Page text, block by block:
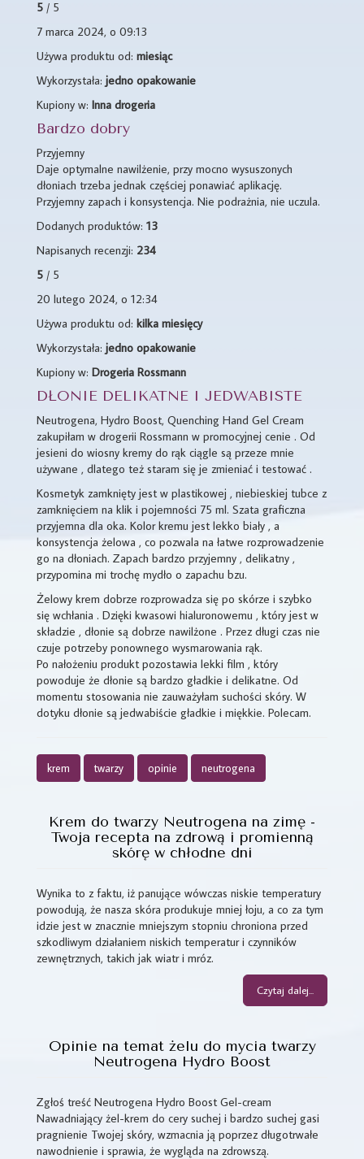
5 / 5
7 marca 2024, o 09:13
Używa produktu od: miesiąc
Wykorzystała: jedno opakowanie
Kupiony w: Inna drogeria
Bardzo dobry
Przyjemny
Daje optymalne nawilżenie, przy mocno wysuszonych
dłoniach trzeba jednak częściej ponawiać aplikację.
Przyjemny zapach i konsystencja. Nie podrażnia, nie uczula.
Dodanych produktów: 13
Napisanych recenzji: 234
5 / 5
20 lutego 2024, o 12:34
Używa produktu od: kilka miesięcy
Wykorzystała: jedno opakowanie
Kupiony w: Drogeria Rossmann
DŁONIE DELIKATNE I JEDWABISTE
Neutrogena, Hydro Boost, Quenching Hand Gel Cream
zakupiłam w drogerii Rossmann w promocyjnej cenie . Od
jesieni do wiosny kremy do rąk ciągle są przeze mnie
używane , dlatego też staram się je zmieniać i testować .
Kosmetyk zamknięty jest w plastikowej , niebieskiej tubce z
zamknięciem na klik i pojemności 75 ml. Szata graficzna
przyjemna dla oka. Kolor kremu jest lekko biały , a
konsystencja żelowa , co pozwala na łatwe rozprowadzenie
go na dłoniach. Zapach bardzo przyjemny , delikatny ,
przypomina mi trochę mydło o zapachu bzu.
Żelowy krem dobrze rozprowadza się po skórze i szybko
się wchłania . Dzięki kwasowi hialuronowemu , który jest w
składzie , dłonie są dobrze nawilżone . Przez długi czas nie
czuje potrzeby ponownego wysmarowania rąk.
Po nałożeniu produkt pozostawia lekki film , który
powoduje że dłonie są bardzo gładkie i delikatne. Od
momentu stosowania nie zauważyłam suchości skóry. W
dotyku dłonie są jedwabiście gładkie i miękkie. Polecam.
krem twarzy opinie neutrogena
Krem do twarzy Neutrogena na zimę -
Twoja recepta na zdrową i promienną
skórę w chłodne dni
Wynika to z faktu, iż panujące wówczas niskie temperatury
powodują, że nasza skóra produkuje mniej łoju, a co za tym
idzie jest w znacznie mniejszym stopniu chroniona przed
szkodliwym działaniem niskich temperatur i czynników
zewnętrznych, takich jak wiatr i mróz.
Czytaj dalej...
Opinie na temat żelu do mycia twarzy
Neutrogena Hydro Boost
Zgłoś treść Neutrogena Hydro Boost Gel-cream
Nawadniający żel-krem do cery suchej i bardzo suchej gasi
pragnienie Twojej skóry, wzmacnia ją poprzez długotrwałe
nawodnienie i sprawia, że wygląda na zdrowszą.